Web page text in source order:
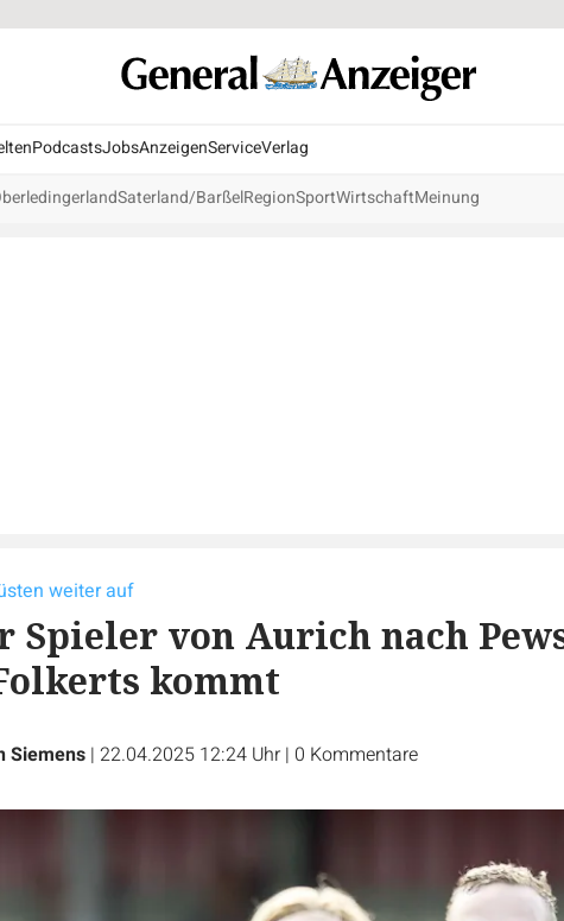
PodcastsJobsAnzeigenServiceVerlag
Saterland/BarßelRegionSportWirtschaftMeinung
weiter auf
Spieler von Aurich nach
kommt
Siemens | 22.04.2025 12:24 Uhr | 0 Kommentare